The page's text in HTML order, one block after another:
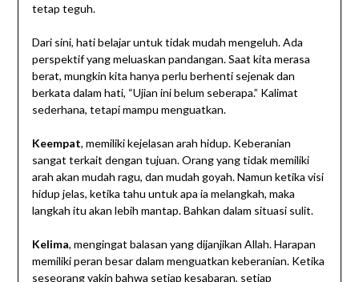
tetap teguh.
Dari sini, hati belajar untuk tidak mudah mengeluh. Ada
perspektif yang meluaskan pandangan. Saat kita merasa
berat, mungkin kita hanya perlu berhenti sejenak dan
berkata dalam hati, “Ujian ini belum seberapa.” Kalimat
sederhana, tetapi mampu menguatkan.
Keempat, memiliki kejelasan arah hidup. Keberanian
sangat terkait dengan tujuan. Orang yang tidak memiliki
arah akan mudah ragu, dan mudah goyah. Namun ketika visi
hidup jelas, ketika tahu untuk apa ia melangkah, maka
langkah itu akan lebih mantap. Bahkan dalam situasi sulit.
Kelima, mengingat balasan yang dijanjikan Allah. Harapan
memiliki peran besar dalam menguatkan keberanian. Ketika
seseorang yakin bahwa setiap kesabaran, setiap